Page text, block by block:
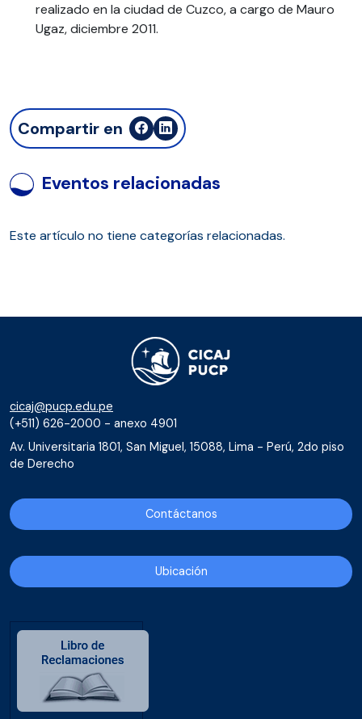
realizado en la ciudad de Cuzco, a cargo de Mauro
Ugaz, diciembre 2011.
Compartir en
Eventos relacionadas
Este artículo no tiene categorías relacionadas.
cicaj@pucp.edu.pe
(+511) 626-2000 - anexo 4901
Av. Universitaria 1801, San Miguel, 15088, Lima - Perú, 2do piso
de Derecho
Contáctanos
Ubicación